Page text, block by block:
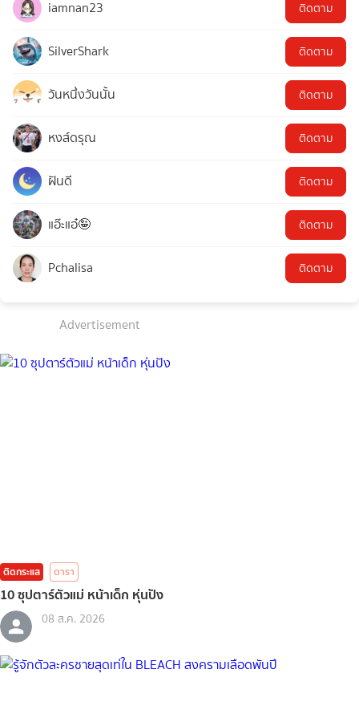
iamnan23 ติดตาม
SilverShark ติดตาม
วันหนึ่งวันนั้น ติดตาม
หงส์ดรุณ ติดตาม
ฝันดี ติดตาม
แอ๊ะแอ๋🤪 ติดตาม
Pchalisa ติดตาม
Advertisement
ติดกระแส ดารา
10 ซุปตาร์ตัวแม่ หน้าเด็ก หุ่นปัง
08 ส.ค. 2026